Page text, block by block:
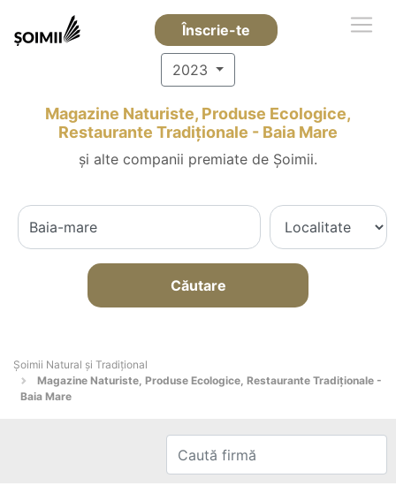
Înscrie-te
2023
Magazine Naturiste, Produse Ecologice,
Restaurante Tradiționale - Baia Mare
și alte companii premiate de Șoimii.
Căutare
Șoimii Natural și Tradițional
Magazine Naturiste, Produse Ecologice, Restaurante Tradiționale -
Baia Mare